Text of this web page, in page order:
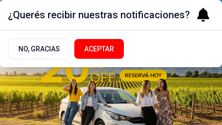
¿Querés recibir nuestras notificaciones?
NO, GRACIAS ACEPTAR